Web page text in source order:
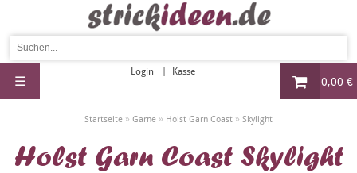
0,00 €
Login Kasse
☰
Startseite » Garne » Holst Garn Coast » Skylight
Holst Garn Coast Skylight